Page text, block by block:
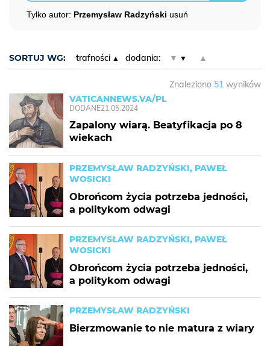
Tylko autor: Przemysław Radzyński usuń
SORTUJ WG: trafności dodania: ▼ ▲
Znaleziono 51 wyników
VATICANNEWS.VA/PL
DODANE21.05.2024
Zapalony wiarą. Beatyfikacja po 8
wiekach
PRZEMYSŁAW RADZYŃSKI, PAWEŁ
WOSICKI
Obrońcom życia potrzeba jedności,
a politykom odwagi
PRZEMYSŁAW RADZYŃSKI, PAWEŁ
WOSICKI
Obrońcom życia potrzeba jedności,
a politykom odwagi
PRZEMYSŁAW RADZYŃSKI
Bierzmowanie to nie matura z wiary